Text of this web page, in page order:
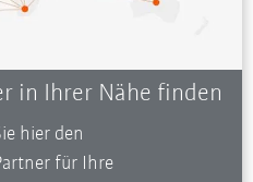
in Ihrer Nähe finden
hier den
für Ihre